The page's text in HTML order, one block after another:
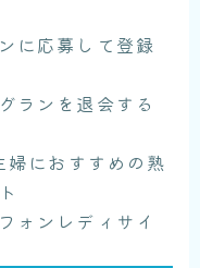
に応募して登録
ランを退会する
におすすめの熟
ォンレディサイ